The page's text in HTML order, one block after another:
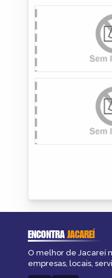
ENCONTRAJACAREÍ
O melhor de Jacareí
empresas, locais,